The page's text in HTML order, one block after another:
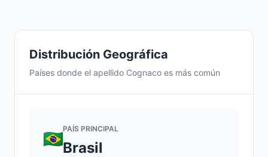
Distribución Geográfica
Países donde el apellido Cognaco es más común
PAÍS PRINCIPAL
Brasil